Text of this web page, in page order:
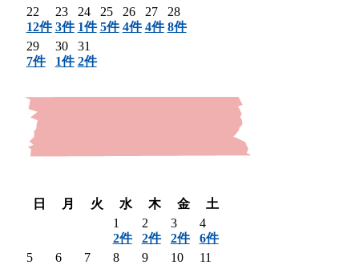
22
12件
23
3件
24
1件
25
5件
26
4件
27
4件
28
8件
29
7件
30
1件
31
2件
日
月 火 水 木 金
土
1
2件
2
2件
3
2件
4
6件
5
6
7
8
9
10
11